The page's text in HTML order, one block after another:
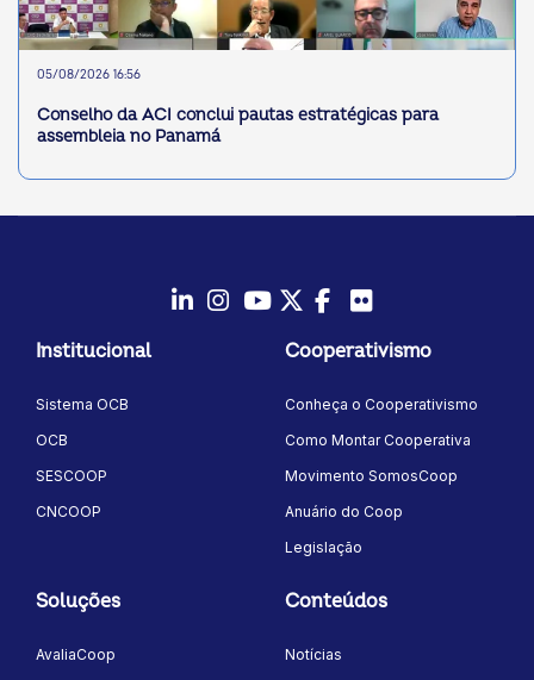
05/08/2026 16:56
Conselho da ACI conclui pautas estratégicas para
assembleia no Panamá
Instagram
YoutubeTwitter/X
Facebook
Institucional
Sistema OCB
OCB
SESCOOP
CNCOOP
Cooperativismo
Conheça o Cooperativismo
Como Montar Cooperativa
Movimento SomosCoop
Anuário do Coop
Legislação
Soluções
AvaliaCoop
Conteúdos
Notícias